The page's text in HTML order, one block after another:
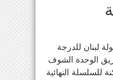
لبنان للدرجة
الوحدة الشوف
للسلسلة النهائية